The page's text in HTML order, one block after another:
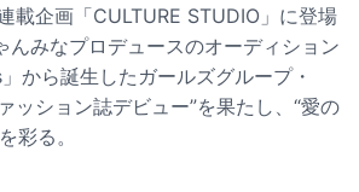
載企画「CULTURE STUDIO」に登場
んみなプロデュースのオーディション
から誕生したガールズグループ・
ッション誌デビュー”を果たし、“愛の
彩る。